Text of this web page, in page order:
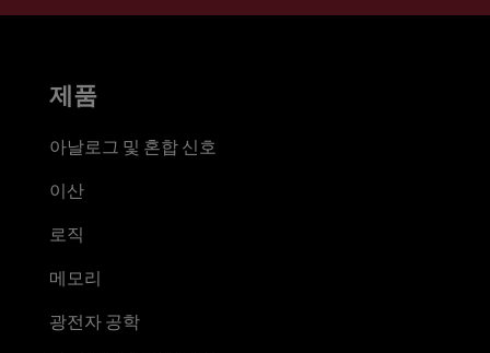
제품
아날로그 및 혼합 신호
이산
로직
메모리
광전자 공학